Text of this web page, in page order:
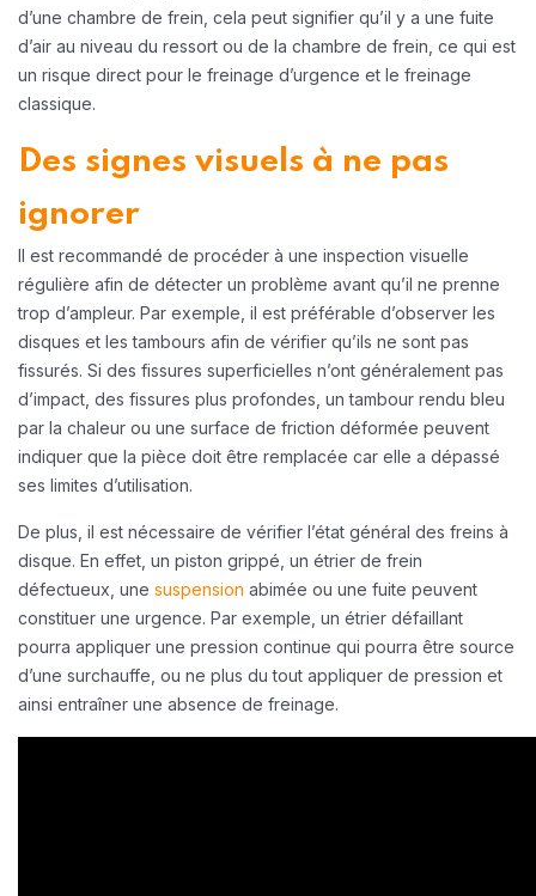
d’une chambre de frein, cela peut signifier qu’il y a une fuite
d’air au niveau du ressort ou de la chambre de frein, ce qui est
un risque direct pour le freinage d’urgence et le freinage
classique.
Des signes visuels à ne pas
ignorer
Il est recommandé de procéder à une inspection visuelle
régulière afin de détecter un problème avant qu’il ne prenne
trop d’ampleur. Par exemple, il est préférable d’observer les
disques et les tambours afin de vérifier qu’ils ne sont pas
fissurés. Si des fissures superficielles n’ont généralement pas
d’impact, des fissures plus profondes, un tambour rendu bleu
par la chaleur ou une surface de friction déformée peuvent
indiquer que la pièce doit être remplacée car elle a dépassé
ses limites d’utilisation.
De plus, il est nécessaire de vérifier l’état général des freins à
disque. En effet, un piston grippé, un étrier de frein
défectueux, une suspension abimée ou une fuite peuvent
constituer une urgence. Par exemple, un étrier défaillant
pourra appliquer une pression continue qui pourra être source
d’une surchauffe, ou ne plus du tout appliquer de pression et
ainsi entraîner une absence de freinage.